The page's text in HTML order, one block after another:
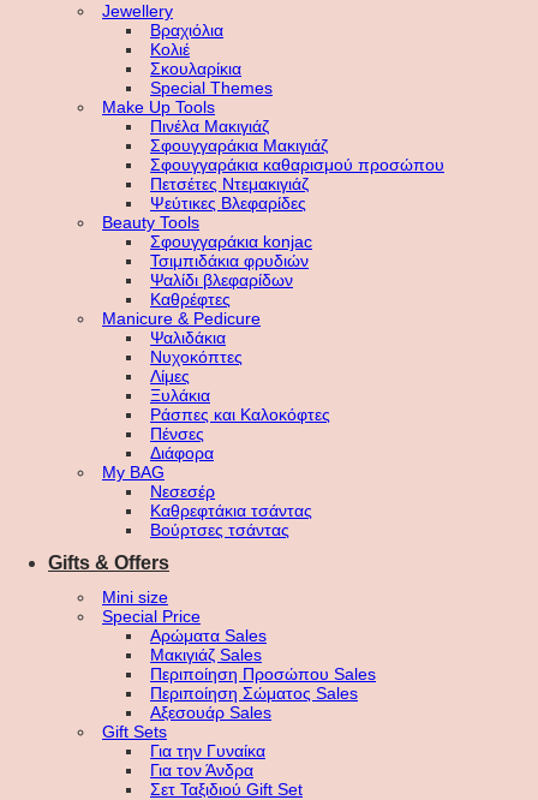
Jewellery
Βραχιόλια
Κολιέ
Σκουλαρίκια
Special Themes
Make Up Tools
Πινέλα Μακιγιάζ
Σφουγγαράκια Μακιγιάζ
Σφουγγαράκια καθαρισμού προσώπου
Πετσέτες Ντεμακιγιάζ
Ψεύτικες Βλεφαρίδες
Beauty Tools
Σφουγγαράκια konjac
Τσιμπιδάκια φρυδιών
Ψαλίδι βλεφαρίδων
Καθρέφτες
Manicure & Pedicure
Ψαλιδάκια
Νυχοκόπτες
Λίμες
Ξυλάκια
Ράσπες και Καλοκόφτες
Πένσες
Διάφορα
My BAG
Νεσεσέρ
Καθρεφτάκια τσάντας
Βούρτσες τσάντας
Gifts & Offers
Mini size
Special Price
Αρώματα Sales
Μακιγιάζ Sales
Περιποίηση Προσώπου Sales
Περιποίηση Σώματος Sales
Αξεσουάρ Sales
Gift Sets
Για την Γυναίκα
Για τον Άνδρα
Σετ Ταξιδιού Gift Set